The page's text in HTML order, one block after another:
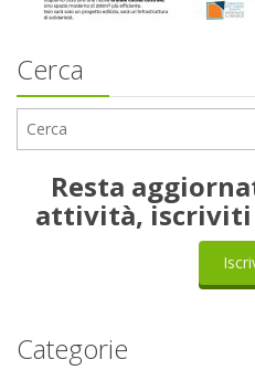
Cerca
Resta
attività,
Categorie